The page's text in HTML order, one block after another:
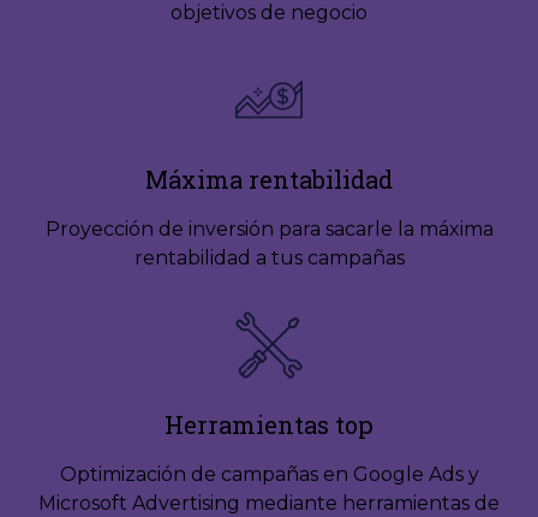
objetivos de negocio
Máxima rentabilidad
Proyección de inversión para sacarle la máxima
rentabilidad a tus campañas
Herramientas top
Optimización de campañas en Google Ads y
Microsoft Advertising mediante herramientas de